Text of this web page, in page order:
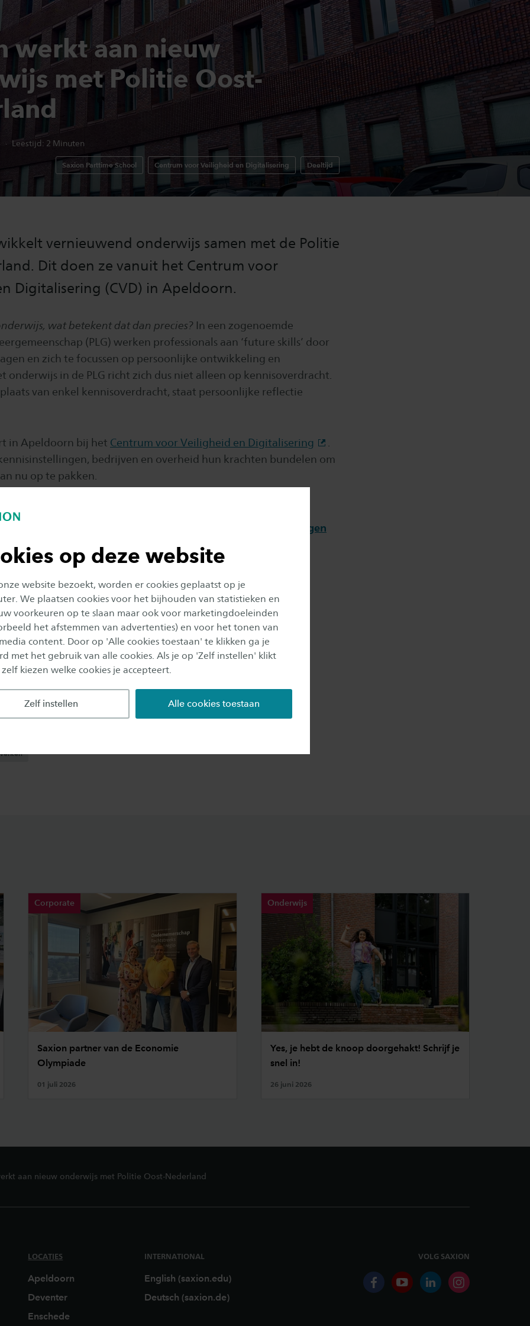
op deze website
website bezoekt, worden er cookies geplaatst op je
We plaatsen cookies voor het bijhouden van statistieken en
voorkeuren op te slaan maar ook voor marketingdoeleinden
het afstemmen van advertenties) en voor het tonen van
content. Door op 'Alle cookies toestaan' te klikken ga je
met het gebruik van alle cookies. Als je op 'Zelf instellen' klikt
kiezen welke cookies je accepteert.
Zelf instellen Alle cookies toestaan
werkt aan nieuw
met Politie Oost-
Leestijd: 2 Minuten
Saxion Parttime School Centrum voor Veiligheid en Digitalisering Deeltijd
vernieuwend onderwijs samen met de Politie
Dit doen ze vanuit het Centrum voor
Digitalisering (CVD) in Apeldoorn.
wat betekent dat dan precies? In een zogenoemde
(PLG) werken professionals aan ‘future skills’ door
en zich te focussen op persoonlijke ontwikkeling en
onderwijs in de PLG richt zich dus niet alleen op kennisoverdracht.
van enkel kennisoverdracht, staat persoonlijke reflectie
in Apeldoorn bij het Centrum voor Veiligheid en Digitalisering
bedrijven en overheid hun krachten bundelen om
nu op te pakken.
dit onderwijs en de werkwijze in een uitgebreid interview
en Eline Bleijswijk: '
Professionele Leergemeenschap: vertragen
, Centrum voor Veiligheid en Digitalisering
, Apeldoorn
Corporate
Saxion partner van de Economie
Olympiade
01 juli 2026
Onderwijs
Yes, je hebt de knoop doorgehakt! Schrijf je
snel in!
26 juni 2026
aan nieuw onderwijs met Politie Oost-Nederland
LOCATIES
Apeldoorn
Deventer
Enschede
INTERNATIONAL
English (saxion.edu)
Deutsch (saxion.de)
VOLG SAXION
facebookyoutubelinkedininstagram